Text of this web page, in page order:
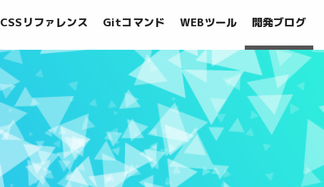
CSSリファレンス Gitコマンド WEBツール 開発ブログ